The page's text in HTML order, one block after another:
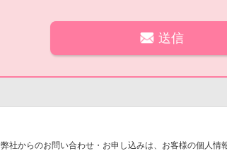
弊社からのお問い合わせ・お申し込みは、お客様の個人情